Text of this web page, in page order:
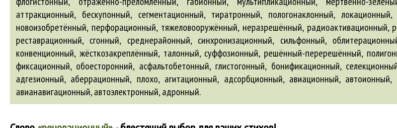
адгезионный, аберрационный, плохо, агитационный, адсорбционный, авиационный, автоионный,
авианавигационный,автоэлектронный,адронный.